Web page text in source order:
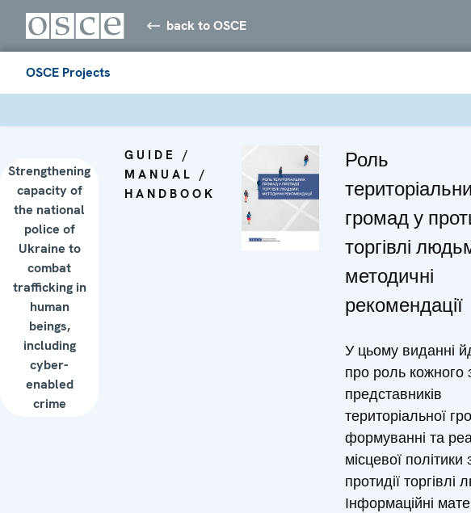
back to OSCE
OSCE Projects
Strengthening
capacity of
the national
police of
Ukraine to
combat
trafficking in
human
beings,
including
cyber-
enabled
crime
GUIDE /
MANUAL /
HANDBOOK
Роль
громад у
торгівлі
методичні
рекомендації
У цьому виданні
про роль кожного
представників
територіальної
формуванні та
місцевої політики
протидії торгівлі
Інформаційні